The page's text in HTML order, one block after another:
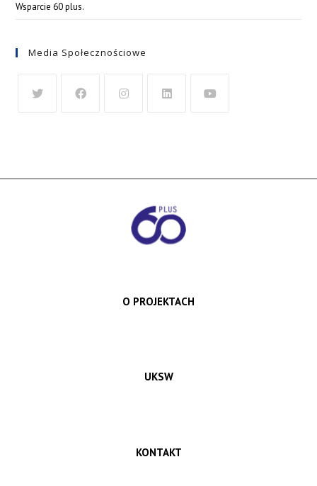
Wsparcie 60 plus.
Media Społecznościowe
O PROJEKTACH
UKSW
KONTAKT